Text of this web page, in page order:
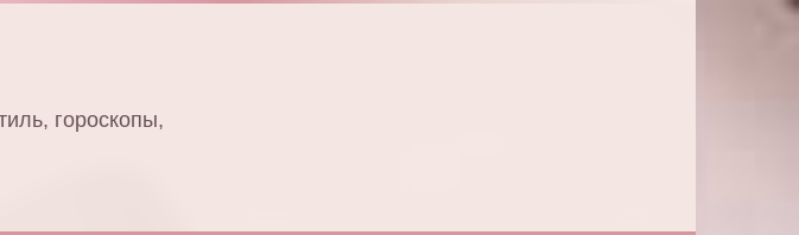
гороскопы,